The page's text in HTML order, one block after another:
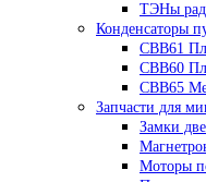
ТЭНы
Конденсаторы
CBB61
CBB60
CBB65
Запчасти для
Замки
Моторы